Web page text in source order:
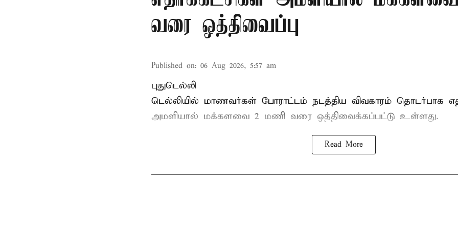
வரை ஒத்திவைப்பு
Published on: 06 Aug 2026, 5:57 am
புதுடெல்லி
டெல்லியில் மாணவர்கள் போராட்டம் நடத்திய விவகாரம் தொடர்பாக
அமளியால் மக்களவை 2 மணி வரை ஒத்திவைக்கப்பட்டு உள்ளது.
Read More